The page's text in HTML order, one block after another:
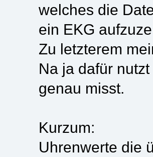
welches die
ein EKG
Zu letzterem
Na ja dafür
genau misst.
Kurzum:
Uhrenwerte die